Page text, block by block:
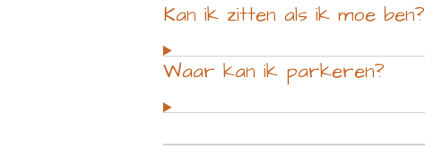
Kan ik zitten als ik moe ben?
Waar kan ik parkeren?